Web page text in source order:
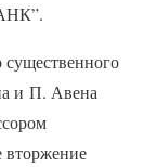
существенного
и П. Авена
вторжение